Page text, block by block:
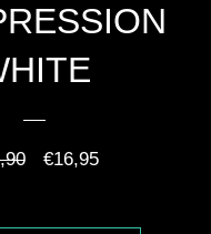
Normale
€16,95Verkoopprijs